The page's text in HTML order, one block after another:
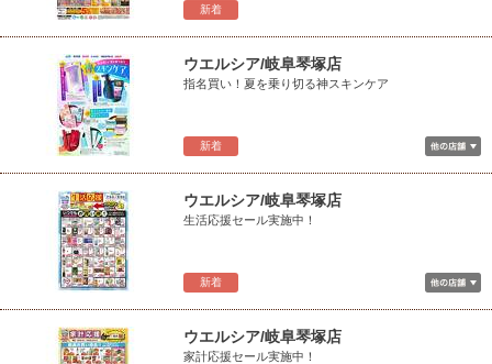
新着
新着
ウエルシア/岐阜琴塚店
指名買い！夏を乗り切る神スキンケア
新着
ウエルシア/岐阜琴塚店
生活応援セール実施中！
ウエルシア/岐阜琴塚店
家計応援セール実施中！